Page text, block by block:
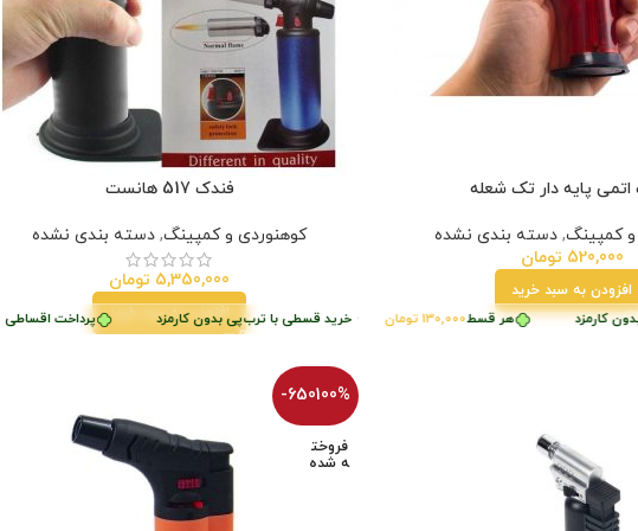
هر قسط130,000تومان • خرید قسطی با ترب‌پی بدون کارمزد کارمزد
پایه دار تک شعله
کمپینگ, دسته بندی نشده
520,000 تومان
افزودن به سبد خرید
پرداخت اقساطی • پرداخت اقساطی خرید قسطی با ترب‌پی بدون کارمزد بدون کارمزد
فندک 517 هانست
کوهنوردی و کمپینگ, دسته بندی نشده
5,350,000 تومان
افزودن به سبد خرید
-650100%
فروخت
ه شده